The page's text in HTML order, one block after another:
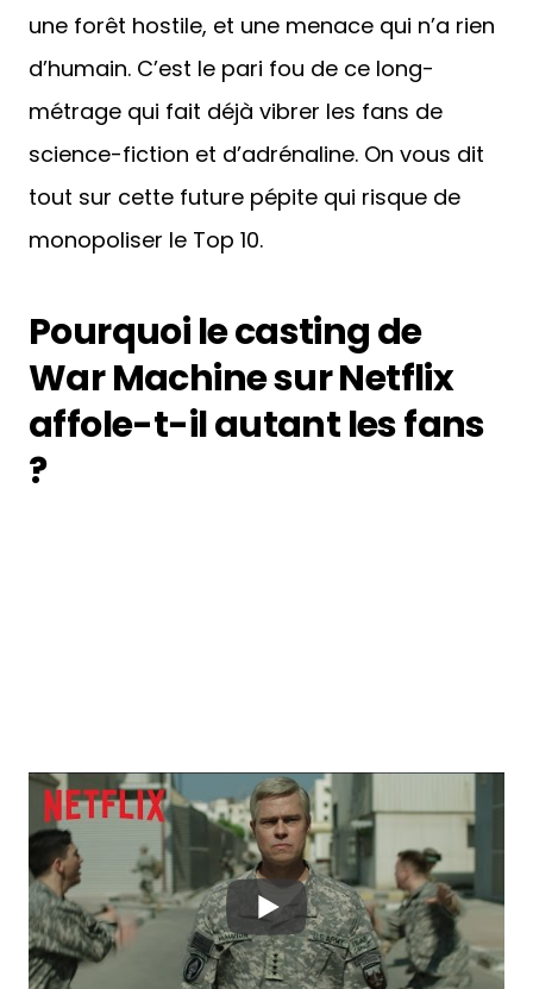
une forêt hostile, et une menace qui n’a rien
d’humain. C’est le pari fou de ce long-
métrage qui fait déjà vibrer les fans de
science-fiction et d’adrénaline. On vous dit
tout sur cette future pépite qui risque de
monopoliser le Top 10.
Pourquoi le casting de
War Machine sur Netflix
affole-t-il autant les fans
?